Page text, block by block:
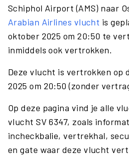
Schiphol Airport (AMS) naar
Arabian Airlines vlucht is
oktober 2025 om 20:50 te
inmiddels ook vertrokken.
Deze vlucht is vertrokken op
2025 om 20:50 (zonder
Op deze pagina vind je alle
vlucht SV 6347, zoals
incheckbalie, vertrekhal,
en gate waar deze vlucht